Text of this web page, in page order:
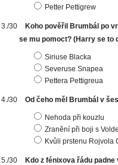
Petter Pettigrew
Koho pověřil Brumbál po
se mu pomoct? (Harry se to
Siriuse Blacka
Severuse Snapea
Pettera Pettigreua
Od čeho měl Brumbál v
Nehoda při kouzlu
Zranění při boji s
Kvůli prstenu Rojvola
Kdo z fénixova řádu